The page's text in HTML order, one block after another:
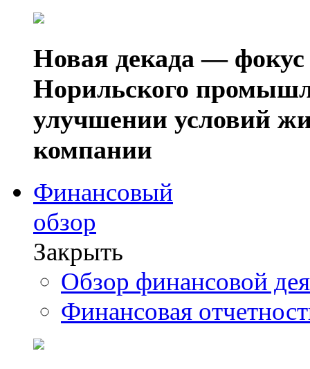
Новая декада — фокус
Норильского
улучшении условий
компании
Финансовый
обзор
Закрыть
Обзор финансовой
Финансовая